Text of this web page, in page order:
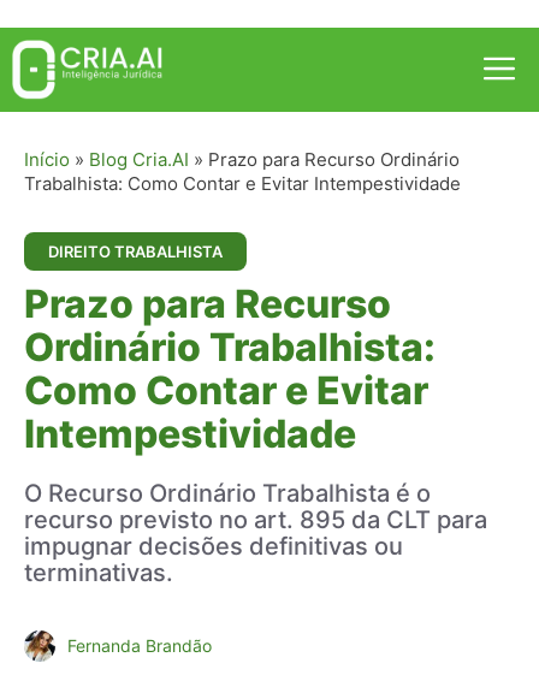
Pular
para
conteúdo
Início » Blog Cria.AI » Prazo para Recurso Ordinário
Trabalhista: Como Contar e Evitar Intempestividade
DIREITO TRABALHISTA
Prazo para Recurso
Ordinário Trabalhista:
Como Contar e Evitar
Intempestividade
O Recurso Ordinário Trabalhista é o
recurso previsto no art. 895 da CLT para
impugnar decisões definitivas ou
terminativas.
Fernanda Brandão